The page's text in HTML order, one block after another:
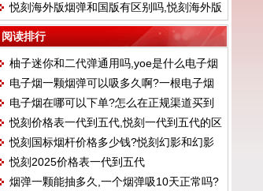
悦刻海外版烟弹和国版有区别吗,悦刻海外版
烟弹真假
阅读排行
柚子迷你和二代弹通用吗,yoe是什么电子烟
电子烟一颗烟弹可以吸多久啊?一根电子烟
能抽多长时间
电子烟在哪可以下单?怎么在正规渠道买到
合格的电子烟
悦刻价格表一代到五代,悦刻一代到五代的区
别
悦刻国标烟杆价格多少钱?悦刻幻影和幻影
pro区别
悦刻2025价格表一代到五代
烟弹一颗能抽多久,一个烟弹吸10天正常吗?